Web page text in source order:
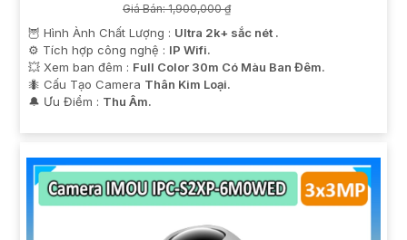
Giá Bán: 1,900,000 ₫
🦉 Hình Ành Chất Lượng : Ultra 2k+ sắc nét .
⚙ Tích hợp công nghệ : IP Wifi.
💥 Xem ban đêm : Full Color 30m Có Màu Ban Đêm.
🐜 Cấu Tạo Camera Thân Kim Loại.
️🔔 Ưu Điểm : Thu Âm.